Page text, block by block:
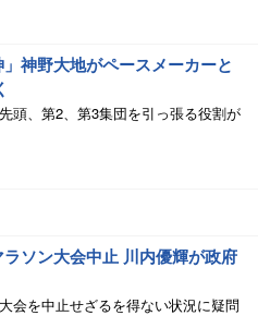
神野大地がペースメーカーと
頭、第2、第3集団を引っ張る役割が
ラソン大会中止 川内優輝が政府
会を中止せざるを得ない状況に疑問